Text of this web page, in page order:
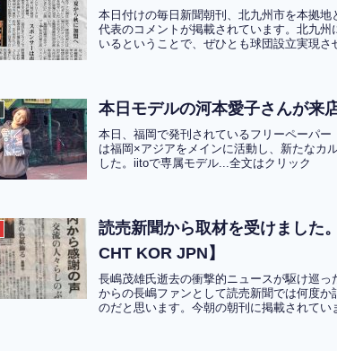
本日付けの毎日新聞朝刊、北九州市を本拠
代表のコメントが掲載されています。北九
いるということで、ぜひとも球団設立実現さ
本日モデルの河本愛子さんが来
本日、福岡で発刊されているフリーペーパー
は福岡×アジアをメインに活動し、新たなカ
した。iitoで専属モデル...全文はクリック
読売新聞から取材を受けまし
CHT KOR JPN】
長嶋茂雄氏逝去の衝撃的ニュースが駆け巡
からの長嶋ファンとして読売新聞では何度
のだと思います。今朝の朝刊に掲載されてい